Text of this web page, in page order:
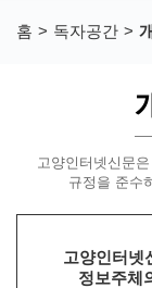
홈 독자공간
고양인터넷신문
규정을 준수
고양인터넷
정보주체